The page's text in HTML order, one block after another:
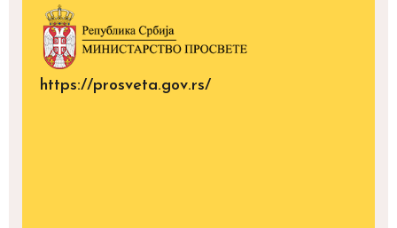
https://prosveta.gov.rs/